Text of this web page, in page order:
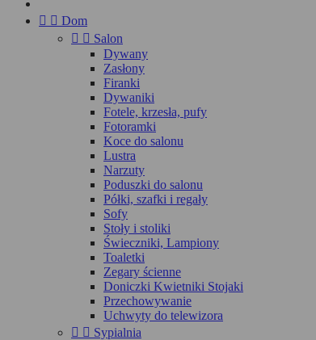
  Dom
  Salon
Dywany
Zasłony
Firanki
Dywaniki
Fotele, krzesła, pufy
Fotoramki
Koce do salonu
Lustra
Narzuty
Poduszki do salonu
Półki, szafki i regały
Sofy
Stoły i stoliki
Świeczniki, Lampiony
Toaletki
Zegary ścienne
Doniczki Kwietniki Stojaki
Przechowywanie
Uchwyty do telewizora
  Sypialnia